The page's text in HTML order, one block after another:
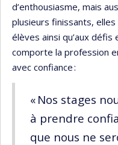
d’enthousiasme, mais
plusieurs finissants,
élèves ainsi qu’aux
comporte la profession
avec confiance :
« Nos stages
à prendre
que nous ne